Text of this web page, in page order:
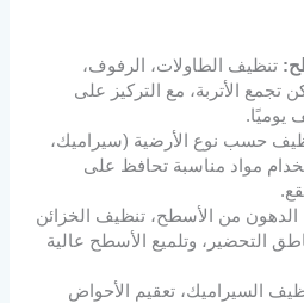
تنظيف الطاولات، الرفوف،
تجمع الأتربة، مع التركيز على
يوميًا.
حسب نوع الأرضية (سيراميك،
مواد مناسبة تحافظ على
الدهون من الأسطح، تنظيف الخزائن
التحضير، وتلميع الأسطح عالية
السيراميك، تعقيم الأحواض